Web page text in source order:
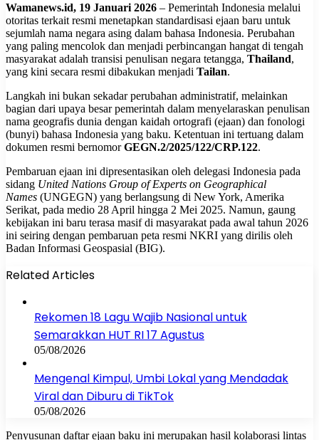
Wamanews.id, 19 Januari 2026 – Pemerintah Indonesia melalui
otoritas terkait resmi menetapkan standardisasi ejaan baru untuk
sejumlah nama negara asing dalam bahasa Indonesia. Perubahan
yang paling mencolok dan menjadi perbincangan hangat di tengah
masyarakat adalah transisi penulisan negara tetangga, Thailand,
yang kini secara resmi dibakukan menjadi Tailan.
Langkah ini bukan sekadar perubahan administratif, melainkan
bagian dari upaya besar pemerintah dalam menyelaraskan penulisan
nama geografis dunia dengan kaidah ortografi (ejaan) dan fonologi
(bunyi) bahasa Indonesia yang baku. Ketentuan ini tertuang dalam
dokumen resmi bernomorGEGN.2/2025/122/CRP.122.
Pembaruan ejaan ini dipresentasikan oleh delegasi Indonesia pada
sidang United Nations Group of Experts on Geographical
Names (UNGEGN) yang berlangsung di New York, Amerika
Serikat, pada medio 28 April hingga 2 Mei 2025. Namun, gaung
kebijakan ini baru terasa masif di masyarakat pada awal tahun 2026
ini seiring dengan pembaruan peta resmi NKRI yang dirilis oleh
Badan Informasi Geospasial (BIG).
Related Articles
Rekomen 18 Lagu Wajib Nasional untuk
Semarakkan HUT RI 17 Agustus
05/08/2026
Mengenal Kimpul, Umbi Lokal yang Mendadak
Viral dan Diburu di TikTok
05/08/2026
Penyusunan daftar ejaan baku ini merupakan hasil kolaborasi lintas